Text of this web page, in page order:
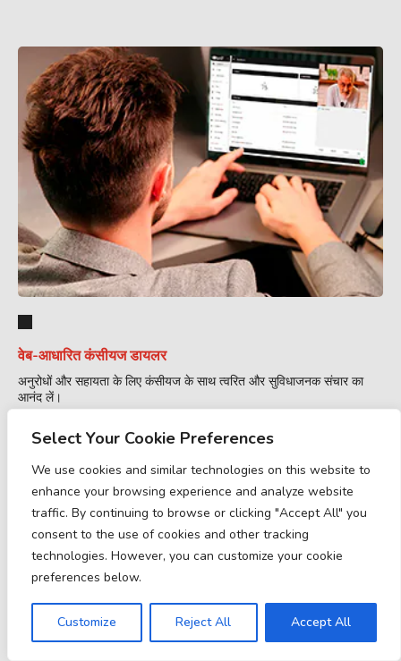
Select Your Cookie Preferences
We use cookies and similar technologies on this website to
enhance your browsing experience and analyze website
traffic. By continuing to browse or clicking "Accept All" you
consent to the use of cookies and other tracking
technologies. However, you can customize your cookie
preferences below.
Customize Reject All Accept All
वेब-आधारित कंसीयज डायलर
अनुरोधों और सहायता के लिए कंसीयज के साथ त्वरित और सुविधाजनक संचार का
आनंद लें।